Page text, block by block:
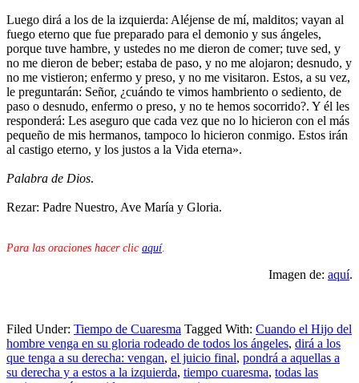
Luego dirá a los de la izquierda: Aléjense de mí, malditos; vayan al
fuego eterno que fue preparado para el demonio y sus ángeles,
porque tuve hambre, y ustedes no me dieron de comer; tuve sed, y
no me dieron de beber; estaba de paso, y no me alojaron; desnudo, y
no me vistieron; enfermo y preso, y no me visitaron. Estos, a su vez,
le preguntarán: Señor, ¿cuándo te vimos hambriento o sediento, de
paso o desnudo, enfermo o preso, y no te hemos socorrido?. Y él les
responderá: Les aseguro que cada vez que no lo hicieron con el más
pequeño de mis hermanos, tampoco lo hicieron conmigo. Estos irán
al castigo eterno, y los justos a la Vida eterna».
Palabra de Dios.
Rezar: Padre Nuestro, Ave María y Gloria.
Para las oraciones hacer clic aquí.
Imagen de: aquí.
Filed Under: Tiempo de Cuaresma Tagged With: Cuando el Hijo del
hombre venga en su gloria rodeado de todos los ángeles, dirá a los
que tenga a su derecha: vengan, el juicio final, pondrá a aquellas a
su derecha y a estos a la izquierda, tiempo cuaresma, todas las